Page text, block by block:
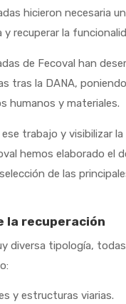
hicieron necesaria
recuperar la
de Fecoval han
tras la DANA,
humanos y materiales.
trabajo y visibilizar
hemos elaborado el
de las
la recuperación
diversa tipología,
y estructuras viarias.